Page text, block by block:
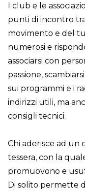
I club e le
punti di incontro
movimento e del
numerosi e
associarsi con
passione,
sui programmi e i
indirizzi utili, ma
consigli tecnici.
Chi aderisce ad un
tessera, con la
promuovono e
Di solito permette